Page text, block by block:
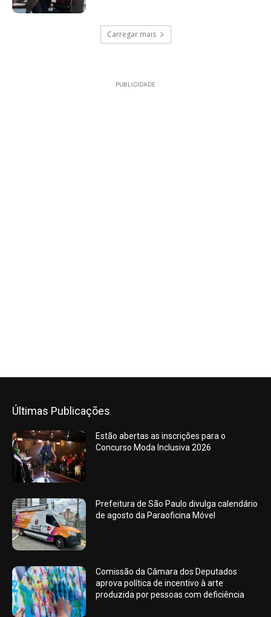
Carregar mais
PUBLICIDADE
Últimas Publicações
Estão abertas as inscrições para o
Concurso Moda Inclusiva 2026
Prefeitura de São Paulo divulga calendário
de agosto da Paraoficina Móvel
Comissão da Câmara dos Deputados
aprova política de incentivo à arte
produzida por pessoas com deficiência